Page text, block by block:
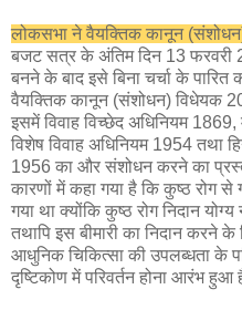
लोकसभा ने वैयक्तिक कानून
बजट सत्र के अंतिम दिन 13
बनने के बाद इसे बिना चर्चा के
वैयक्तिक कानून (संशोधन) विधेयक
इसमें विवाह विच्छेद अधिनियम
विशेष विवाह अधिनियम 1954 तथा
1956 का और संशोधन करने का
कारणों में कहा गया है कि कुष्ठ रोग
गया था क्योंकि कुष्ठ रोग निदान
तथापि इस बीमारी का निदान करने
आधुनिक चिकित्सा की उपलब्धता के
दृष्टिकोण में परिवर्तन होना आरंभ हुआ